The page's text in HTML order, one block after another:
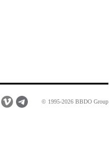
© 1995-2026 BBDO Group